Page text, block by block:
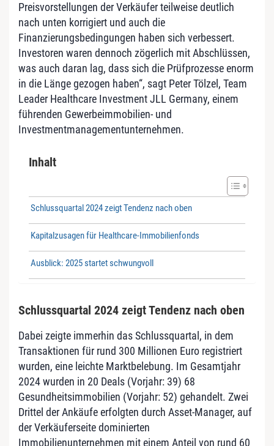
Preisvorstellungen der Verkäufer teilweise deutlich
nach unten korrigiert und auch die
Finanzierungsbedingungen haben sich verbessert.
Investoren waren dennoch zögerlich mit Abschlüssen,
was auch daran lag, dass sich die Prüfprozesse enorm
in die Länge gezogen haben“, sagt Peter Tölzel, Team
Leader Healthcare Investment JLL Germany, einem
führenden Gewerbeimmobilien- und
Investmentmanagementunternehmen.
Inhalt
Schlussquartal 2024 zeigt Tendenz nach oben
Kapitalzusagen für Healthcare-Immobilienfonds
Ausblick: 2025 startet schwungvoll
Schlussquartal 2024 zeigt Tendenz nach oben
Dabei zeigte immerhin das Schlussquartal, in dem
Transaktionen für rund 300 Millionen Euro registriert
wurden, eine leichte Marktbelebung. Im Gesamtjahr
2024 wurden in 20 Deals (Vorjahr: 39) 68
Gesundheitsimmobilien (Vorjahr: 52) gehandelt. Zwei
Drittel der Ankäufe erfolgten durch Asset-Manager, auf
der Verkäuferseite dominierten
Immobilienunternehmen mit einem Anteil von rund 60